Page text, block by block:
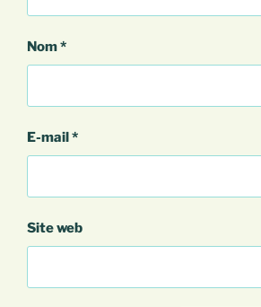
Nom*
E-mail *
Site web